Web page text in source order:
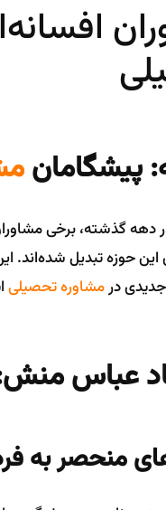
پیشگامان
دهه گذشته، برخی
حوزه تبدیل شده‌اند.
درمشاوره تحصیلی
منحصر به